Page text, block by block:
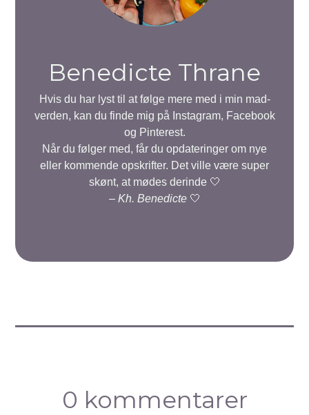
Benedicte Thrane
Hvis du har lyst til at følge mere med i min mad-
verden, kan du finde mig på Instagram, Facebook
og Pinterest.
Når du følger med, får du opdateringer om nye
eller kommende opskrifter. Det ville være super
skønt, at mødes derinde 🤍
– Kh. Benedicte🤍
0 kommentarer